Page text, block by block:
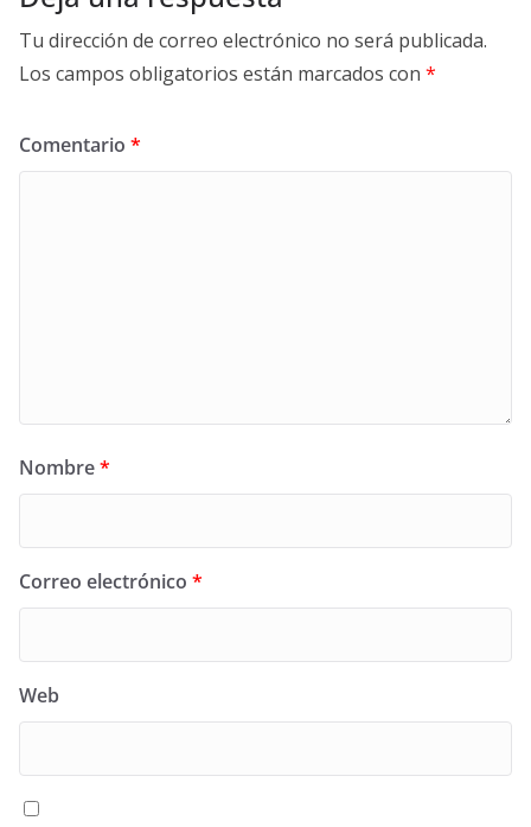
Tu dirección de correo electrónico no será publicada.
Los campos obligatorios están marcados con *
Comentario *
Nombre*
Correo electrónico *
Web